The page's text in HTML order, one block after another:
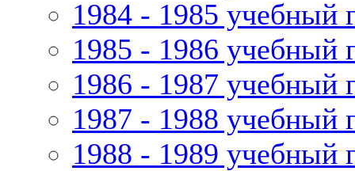
1984 - 1985 учебный
1985 - 1986 учебный
1986 - 1987 учебный
1987 - 1988 учебный
1988 - 1989 учебный